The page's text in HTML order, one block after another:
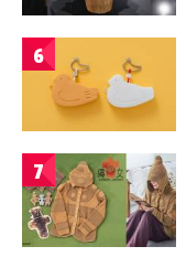
6
7